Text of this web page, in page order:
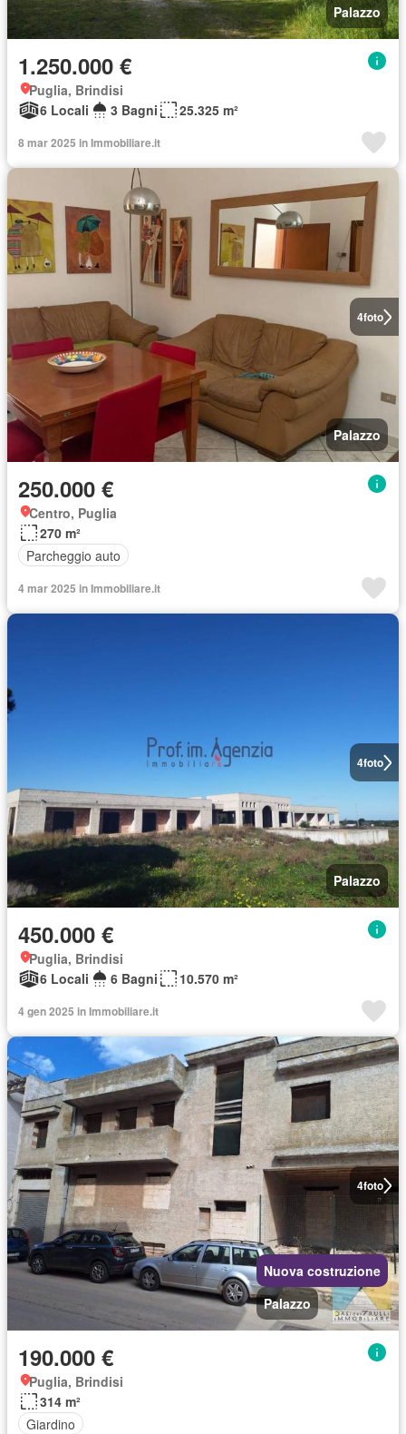
Palazzo
1.250.000 €
Puglia, Brindisi
6 Locali
3 Bagni 25.325 m²
8 mar 2025 in Immobiliare.it
4foto
Palazzo
250.000 €
Centro, Puglia
270 m²
Parcheggio auto
4 mar 2025 in Immobiliare.it
4foto
Palazzo
450.000 €
Puglia, Brindisi
6 Locali
6 Bagni 10.570 m²
4 gen 2025 in Immobiliare.it
4foto
Nuova costruzione
Palazzo
190.000 €
Puglia, Brindisi
314 m²
Giardino